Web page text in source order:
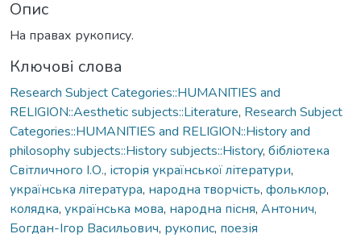
Опис
На правах рукопису.
Ключові слова
Research Subject Categories::HUMANITIES and
RELIGION::Aesthetic subjects::Literature, Research Subject
Categories::HUMANITIES and RELIGION::History and
philosophy subjects::History subjects::History, бібліотека
Світличного І.О., історія української літератури,
українська література, народна творчість, фольклор,
колядка, українська мова, народна пісня, Антонич,
Богдан-Ігор Васильович, рукопис, поезія